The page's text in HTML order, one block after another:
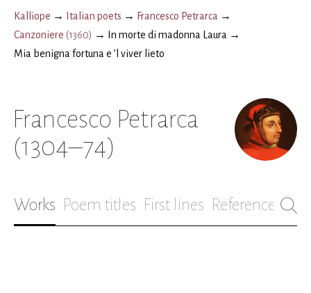
Kalliope → Italian poets → Francesco Petrarca →
Canzoniere (1360) → In morte di madonna Laura →
Mia benigna fortuna e ’l viver lieto
Francesco Petrarca
(1304–74)
Works Poem titles First lines References